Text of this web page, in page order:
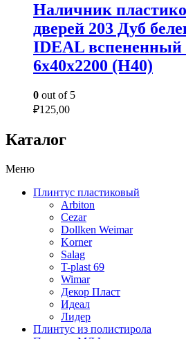
Наличник
дверей 203 Дуб
IDEAL вспененный
6х40х2200 (Н40)
0 out of 5
₽125,00
Каталог
Меню
Плинтус пластиковый
Arbiton
Cezar
Dollken Weimar
Korner
Salag
T-plast 69
Wimar
Декор Пласт
Идеал
Лидер
Плинтус из полистирола